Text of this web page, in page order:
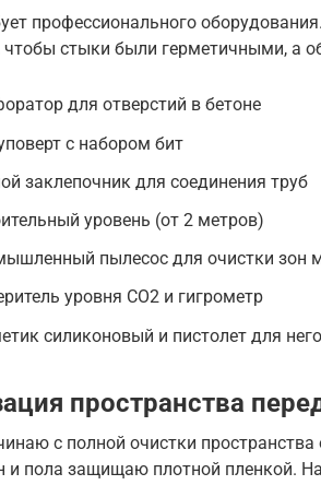
профессионального
чтобы стыки были герметичными, а
для отверстий в бетоне
с набором бит
заклепочник для соединения труб
уровень (от 2 метров)
пылесос для очистки зон
уровня CO2 и гигрометр
силиконовый и пистолет для него
пространства
с полной очистки
и пола защищаю плотной пленкой.